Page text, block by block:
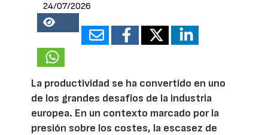
24/07/2026
22558
La productividad se ha convertido en uno
de los grandes desafíos de la industria
europea. En un contexto marcado por la
presión sobre los costes, la escasez de